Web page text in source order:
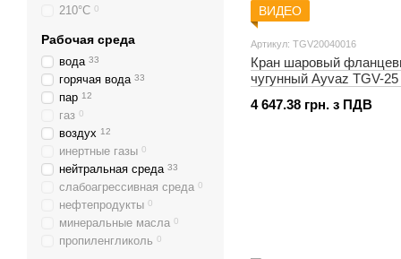
ВИДЕО
Артикул: TGV20040016
Кран шаровый
чугунный Ayvaz TGV-
4 647.38 грн. з ПДВ
225 мм
229 мм
230 мм
240 мм
250 мм
255 мм
280 мм
285 мм
290 мм
300 мм 0
310 мм
325 мм
330 мм
210°С 0
Рабочая среда
вода 33
горячая вода 33
пар 12
газ 0
воздух 12
инертные газы 0
нейтральная среда 33
слабоагрессивная среда 0
нефтепродукты 0
минеральные масла 0
пропиленгликоль 0